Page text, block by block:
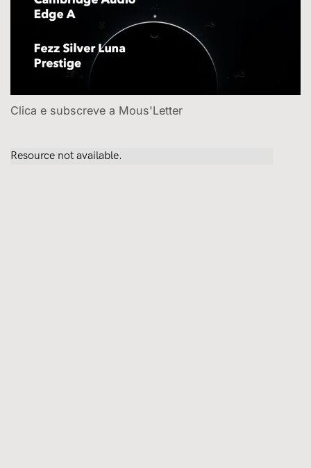
Clica e subscreve a Mous'Letter